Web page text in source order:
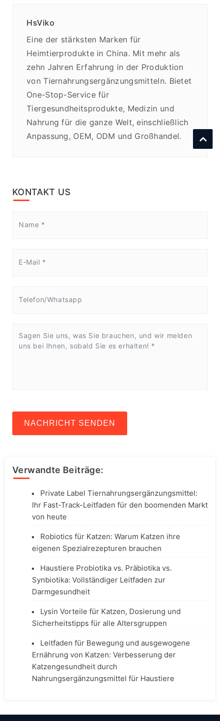
HsViko
Eine der stärksten Marken für
Heimtierprodukte in China. Mit mehr als
zehn Jahren Erfahrung in der Produktion
von Tiernahrungsergänzungsmitteln. Bietet
One-Stop-Service für
Tiergesundheitsprodukte, Medizin und
Nahrung für die ganze Welt, einschließlich
Anpassung, OEM, ODM und Großhandel.
KONTAKT US
NACHRICHT SENDEN
Verwandte Beiträge:
Private Label Tiernahrungsergänzungsmittel:
Ihr Fast-Track-Leitfaden für den boomenden Markt
von heute
Robiotics für Katzen: Warum Katzen ihre
eigenen Spezialrezepturen brauchen
Haustiere Probiotika vs. Präbiotika vs.
Synbiotika: Vollständiger Leitfaden zur
Darmgesundheit
Lysin Vorteile für Katzen, Dosierung und
Sicherheitstipps für alle Altersgruppen
Leitfaden für Bewegung und ausgewogene
Ernährung von Katzen: Verbesserung der
Katzengesundheit durch
Nahrungsergänzungsmittel für Haustiere